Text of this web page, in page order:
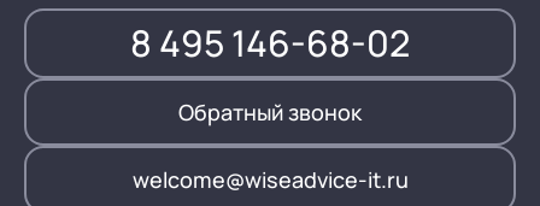
8 495 146-68-02
Обратный звонок
welcome@wiseadvice-it.ru